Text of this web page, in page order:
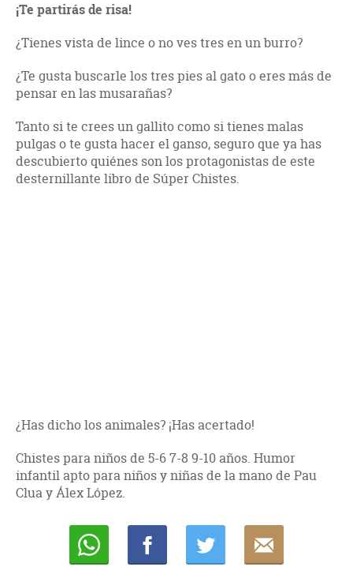
¡Te partirás de risa!
¿Tienes vista de lince o no ves tres en un burro?
¿Te gusta buscarle los tres pies al gato o eres más de
pensar en las musarañas?
Tanto si te crees un gallito como si tienes malas
pulgas o te gusta hacer el ganso, seguro que ya has
descubierto quiénes son los protagonistas de este
desternillante libro de Súper Chistes.
¿Has dicho los animales? ¡Has acertado!
Chistes para niños de 5-6 7-8 9-10 años. Humor
infantil apto para niños y niñas de la mano de Pau
Clua y Álex López.